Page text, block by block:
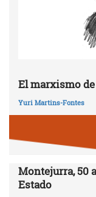
El marxismo
Yuri Martins-Fontes
Montejurra, 50
Estado